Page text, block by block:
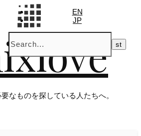
なものを探している人たちへ。
EN
JP